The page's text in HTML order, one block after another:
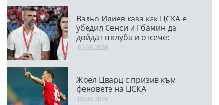
Вальо Илиев каза как ЦСКА е
убедил Сенси и Гбамин да
дойдат в клуба и отсече:
Направихме изключителен
06.08.2026
Жоел Цварц с призив към
феновете на ЦСКА
06.08.2026